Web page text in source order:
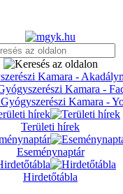
Területi hírek
Eseménynaptár
Hirdetőtábla